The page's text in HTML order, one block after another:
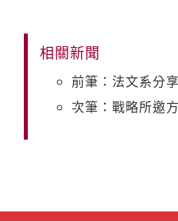
相關新聞
前筆：法文系分
次筆：戰略所邀